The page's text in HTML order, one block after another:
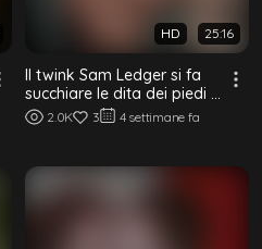
HD 25:16
Il twink Sam Ledger si fa
succhiare le dita dei piedi e
scopare senza
preservativo
2.0K 3 4 settimane fa